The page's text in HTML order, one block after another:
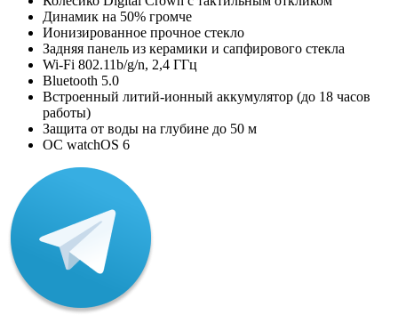
Динамик на 50% громче
Ионизированное прочное стекло
Задняя панель из керамики и сапфирового стекла
Wi‑Fi 802.11b/g/n, 2,4 ГГц
Bluetooth 5.0
Встроенный литий-ионный аккумулятор (до 18 часов
работы)
Защита от воды на глубине до 50 м
ОС watchOS 6